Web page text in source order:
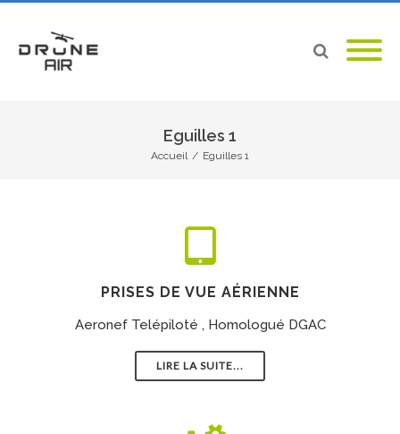
Eguilles 1
Accueil / Eguilles 1
PRISES DE VUE AÉRIENNE
Aeronef Telépiloté , Homologué DGAC
LIRE LA SUITE...